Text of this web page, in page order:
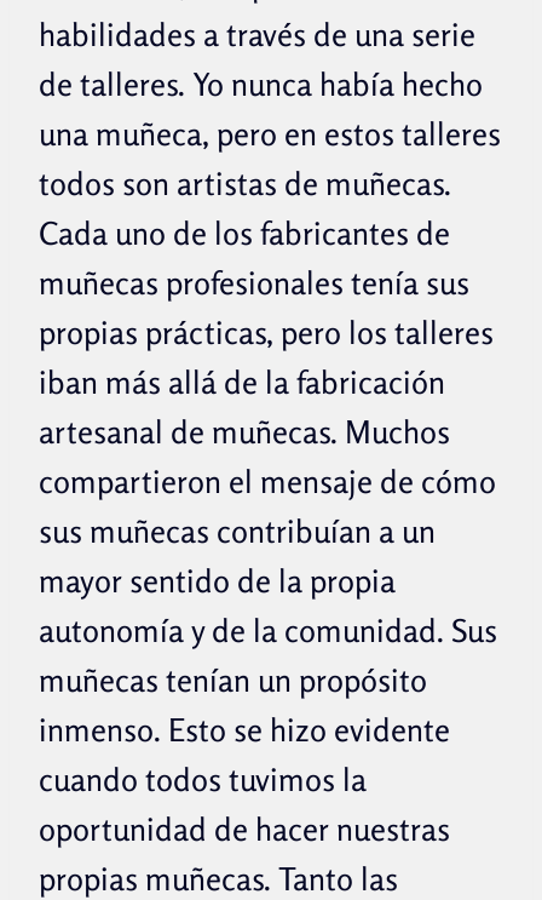
habilidades a través de una serie
de talleres. Yo nunca había hecho
una muñeca, pero en estos talleres
todos son artistas de muñecas.
Cada uno de los fabricantes de
muñecas profesionales tenía sus
propias prácticas, pero los talleres
iban más allá de la fabricación
artesanal de muñecas. Muchos
compartieron el mensaje de cómo
sus muñecas contribuían a un
mayor sentido de la propia
autonomía y de la comunidad. Sus
muñecas tenían un propósito
inmenso. Esto se hizo evidente
cuando todos tuvimos la
oportunidad de hacer nuestras
propias muñecas. Tanto las